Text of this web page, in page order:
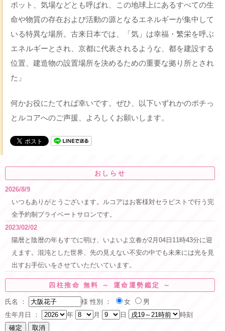
ポット、気場などとも呼ばれ、この地球上にあるすべての生
命や物質の存在および活動の源となるエネルギーが集中して
いる特異な場所。古来日本では、「気」は幸福・繁栄を呼ぶ
エネルギーとされ、京都に代表されるような、都を建設する
位置、建造物の設置場所を決めるための重要な拠り所とされ
た」
何かお役にたてれば幸いです。ぜひ、以下いずれかのポチっ
とルコアへのご声援、よろしくお願いします。
おしらせ
2026/8/9
いつもありがとうございます。ルコアはお客様対セラピストで行う完
全予約制プライベートサロンです。
2023/02/02
陽暦と陰暦の年もすでに明け、いよいよ立春が2月04日11時43分に迎
えます。混沌とした世界、先の見えない不安の中でも未来には光を見
出すお手伝いをさせていただいています。
四柱推命 無料 ～ 運命運勢鑑定 ～
氏名 ： 様 性別 ： 女
男
生年月日 ：
年 月 日 時刻